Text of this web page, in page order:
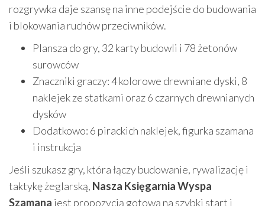
rozgrywka daje szansę na inne podejście do budowania
i blokowania ruchów przeciwników.
Plansza do gry, 32 karty budowli i 78 żetonów
surowców
Znaczniki graczy: 4 kolorowe drewniane dyski, 8
naklejek ze statkami oraz 6 czarnych drewnianych
dysków
Dodatkowo: 6 pirackich naklejek, figurka szamana
i instrukcja
Jeśli szukasz gry, która łączy budowanie, rywalizację i
taktykę żeglarską, Nasza Księgarnia Wyspa
Szamana jest propozycją gotową na szybki start i